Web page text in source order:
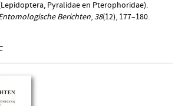
Pyralidae en Pterophoridae).
Berichten, 38(12), 177–180.